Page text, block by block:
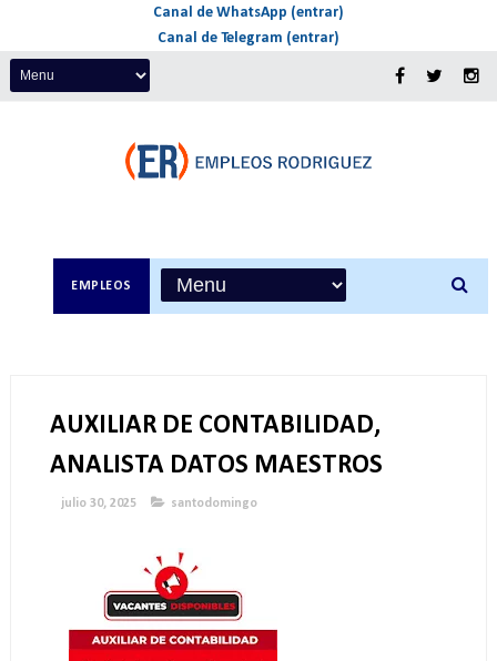
Canal de WhatsApp (entrar)
Canal de Telegram (entrar)
EMPLEOS
AUXILIAR DE CONTABILIDAD,
ANALISTA DATOS MAESTROS
julio 30, 2025 santodomingo